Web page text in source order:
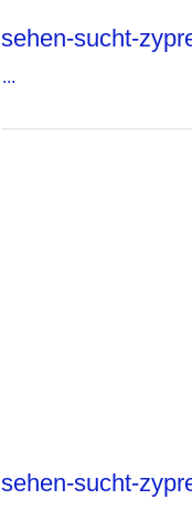
sehen-sucht-
...
sehen-sucht-